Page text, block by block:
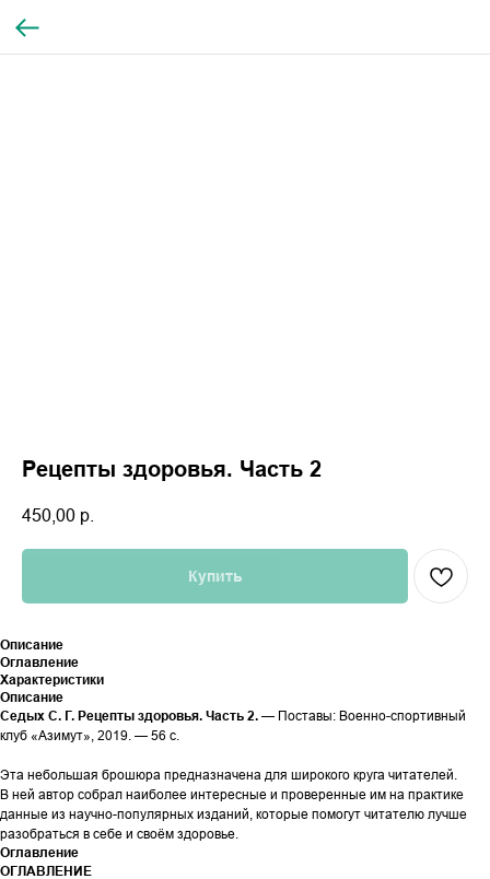
Рецепты здоровья. Часть 2
450,00 р.
Купить
Описание
Оглавление
Характеристики
Описание
Седых С. Г. Рецепты здоровья. Часть 2. — Поставы: Военно-спортивный
клуб «Азимут», 2019. — 56 с.
Эта небольшая брошюра предназначена для широкого круга читателей.
В ней автор собрал наиболее интересные и проверенные им на практике
данные из научно-популярных изданий, которые помогут читателю лучше
разобраться в себе и своём здоровье.
Оглавление
ОГЛАВЛЕНИЕ